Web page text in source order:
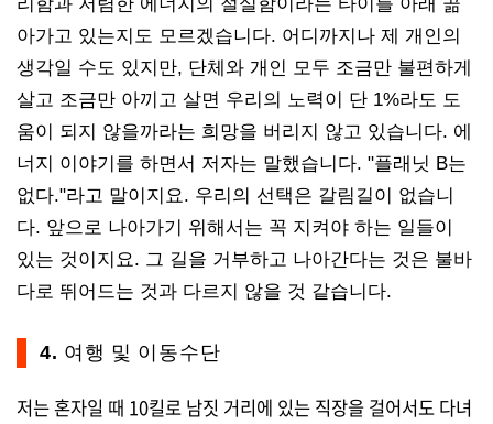
아가고 있는지도 모르겠습니다. 어디까지나 제 개인의
생각일 수도 있지만, 단체와 개인 모두 조금만 불편하게
살고 조금만 아끼고 살면 우리의 노력이 단 1%라도 도
움이 되지 않을까라는 희망을 버리지 않고 있습니다. 에
너지 이야기를 하면서 저자는 말했습니다. "플래닛 B는
없다."라고 말이지요. 우리의 선택은 갈림길이 없습니
다. 앞으로 나아가기 위해서는 꼭 지켜야 하는 일들이
있는 것이지요. 그 길을 거부하고 나아간다는 것은 불바
다로 뛰어드는 것과 다르지 않을 것 같습니다.
4. 여행 및 이동수단
저는 혼자일 때 10킬로 남짓 거리에 있는 직장을 걸어서도 다녀